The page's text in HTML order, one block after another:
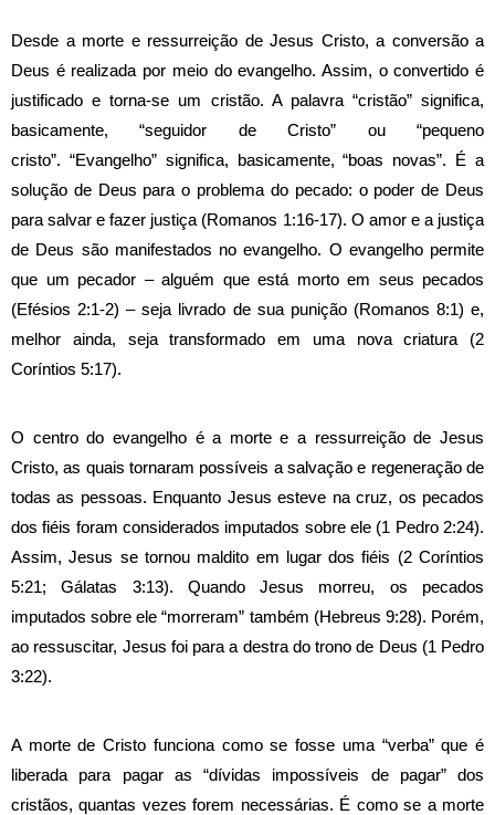
Desde a morte e ressurreição de Jesus Cristo, a conversão a
Deus é realizada por meio do evangelho. Assim, o convertido é
justificado e torna-se um cristão. A palavra “cristão” significa,
basicamente, “seguidor de Cristo” ou “pequeno
cristo”. “Evangelho” significa, basicamente, “boas novas”. É a
solução de Deus para o problema do pecado: o poder de Deus
para salvar e fazer justiça (Romanos 1:16-17). O amor e a justiça
de Deus são manifestados no evangelho. O evangelho permite
que um pecador – alguém que está morto em seus pecados
(Efésios 2:1-2) – seja livrado de sua punição (Romanos 8:1) e,
melhor ainda, seja transformado em uma nova criatura (2
Coríntios 5:17).
O centro do evangelho é a morte e a ressurreição de Jesus
Cristo, as quais tornaram possíveis a salvação e regeneração de
todas as pessoas. Enquanto Jesus esteve na cruz, os pecados
dos fiéis foram considerados imputados sobre ele (1 Pedro 2:24).
Assim, Jesus se tornou maldito em lugar dos fiéis (2 Coríntios
5:21; Gálatas 3:13). Quando Jesus morreu, os pecados
imputados sobre ele “morreram” também (Hebreus 9:28). Porém,
ao ressuscitar, Jesus foi para a destra do trono de Deus (1 Pedro
3:22).
A morte de Cristo funciona como se fosse uma “verba” que é
liberada para pagar as “dívidas impossíveis de pagar” dos
cristãos, quantas vezes forem necessárias. É como se a morte